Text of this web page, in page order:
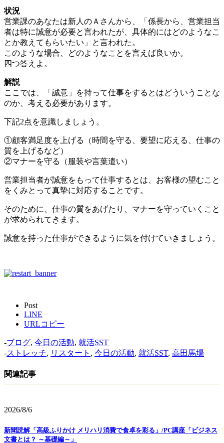
状況
営業課のあなたは新人のＡさんから、「係長から、営業担当
者は特に誠意が必要と言われたが、具体的にはどのようなこ
とか教えてもらいたい」と言われた。
このような場合、どのようなことを言えば良いか。
四つ答えよ。
解説
ここでは、「誠意」を持って仕事をするとはどういうことな
のか、考える必要があります。
下記2点を意識しましょう。
①顧客満足度を上げる（時間を守る、要望に応える、仕事の
質を上げるなど）
②マナーを守る（服装や言葉遣い）
営業担当者が誠意をもって仕事するとは、お客様の望むこと
をくみとって真摯に対応することです。
そのために、仕事の質をあげたり、マナーを守っていくこと
が求められてきます。
誠意を持った仕事ができるように気を付けていきましょう。
Post
LINE
URLコピー
-ブログ, 今日の活動, 就活SST
-ストレッチ, リスタート , 今日の活動, 就活SST, 高田馬場
関連記事
2026/8/6
新聞読解「高級ふりかけ メリハリ消費で食卓を彩る」/PC講座「ビジネス
文書とは？ ～基礎編～」